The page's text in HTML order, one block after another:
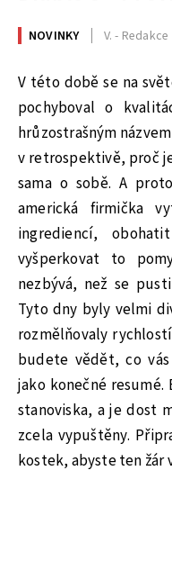
NOVINKY V. - Redakce
V této době se na
pochyboval o
hrůzostrašným
v retrospektivě, proč
sama o sobě. A
americká firmička
ingrediencí,
vyšperkovat to
nezbývá, než se
Tyto dny byly velmi
rozmělňovaly
budete vědět, co
jako konečné
stanoviska, a je dost
zcela vypuštěny.
kostek, abyste ten žár